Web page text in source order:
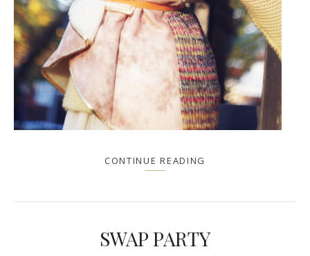
CONTINUE READING
SWAP PARTY